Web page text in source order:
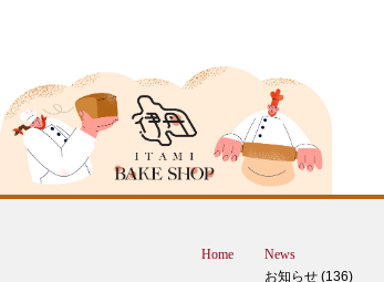
ピザ立ちぬ
ブログをご覧の皆様、
スMOMOテラス店の大
すが、これは何だと思
12月に活躍するあの食
す。 それでは正解発表
Home
News
お知らせ (136)